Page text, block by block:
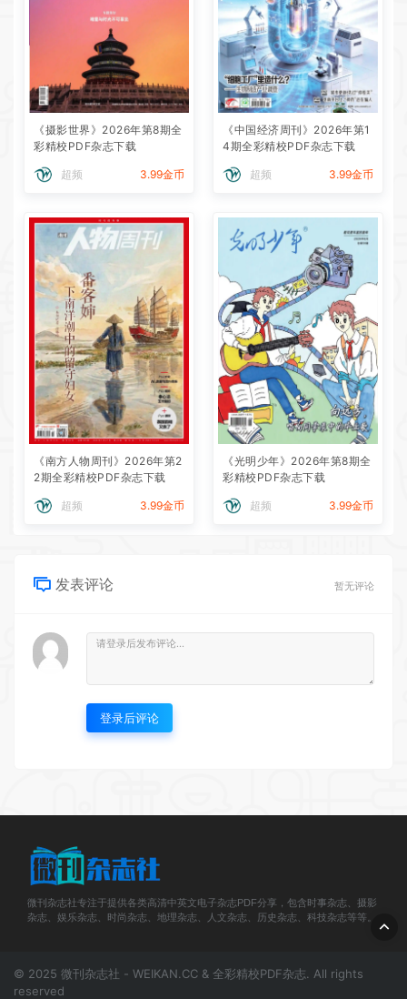
《摄影世界》2026年第8期全
彩精校PDF杂志下载
超频 3.99金币
《中国经济周刊》2026年第1
4期全彩精校PDF杂志下载
超频 3.99金币
《南方人物周刊》2026年第2
2期全彩精校PDF杂志下载
超频 3.99金币
《光明少年》2026年第8期全
彩精校PDF杂志下载
超频 3.99金币
发表评论 暂无评论
登录后评论
微刊杂志社专注于提供各类高清中英文电子杂志PDF分享，包含时事杂志、摄影
杂志、娱乐杂志、时尚杂志、地理杂志、人文杂志、历史杂志、科技杂志等等。
© 2025 微刊杂志社 - WEIKAN.CC & 全彩精校PDF杂志. All rights
reserved